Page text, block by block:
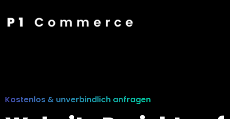
Kostenlos & unverbindlich anfragen